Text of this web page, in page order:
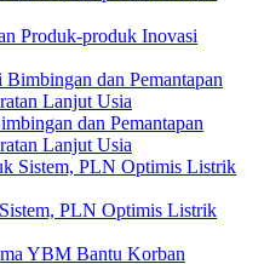
Produk-produk Inovasi
dan Pemantapan
Lanjut Usia
PLN Optimis Listrik